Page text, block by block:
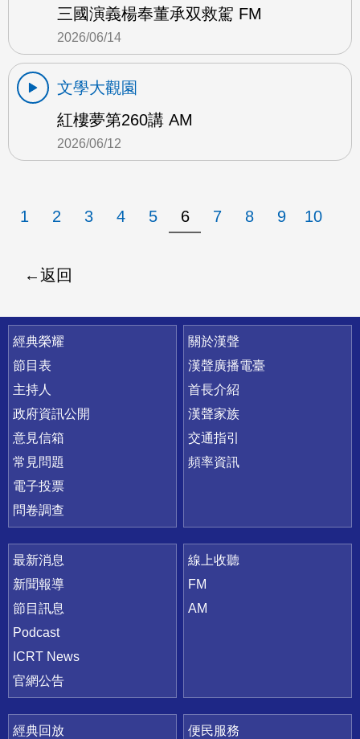
三國演義楊奉董承双救駕 FM
2026/06/14
文學大觀園
紅樓夢第260講 AM
2026/06/12
1 2 3 4 5 6 7 8 9 10
返回
快速連結
經典榮耀
節目表
主持人
政府資訊公開
意見信箱
常見問題
電子投票
問卷調查
關於漢聲
漢聲廣播電臺
首長介紹
漢聲家族
交通指引
頻率資訊
最新消息
新聞報導
節目訊息
Podcast
ICRT News
官網公告
線上收聽
FM
AM
經典回放
便民服務